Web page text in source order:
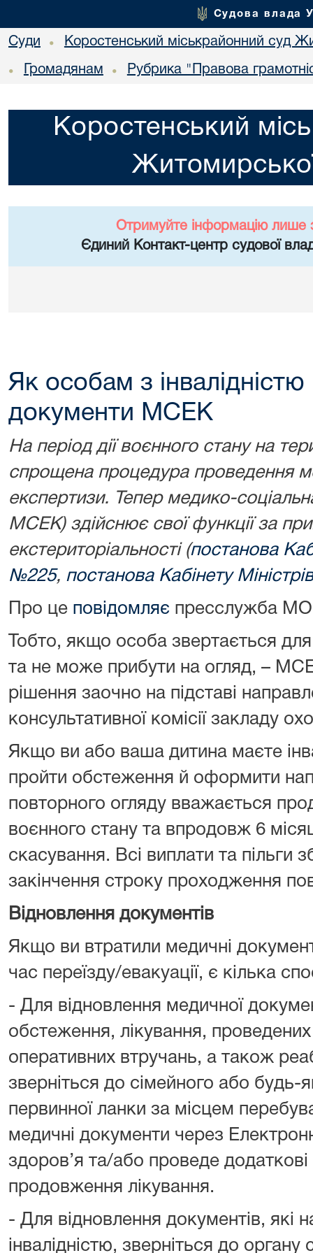
Судова влада
Суди • Коростенський міськрайонний суд
• Громадянам • Рубрика "Правова
Коростенський
Отримуйте інформацію лише
Єдиний Контакт-центр судової
Як особам з інвалідністю
документи МСЕК
На період дії воєнного стану на
спрощена процедура проведення
експертизи. Тепер медико-
МСЕК) здійснює свої функції за
екстериторіальності (постанова
№225, постанова Кабінету
Про це повідомляє пресслужба
Тобто, якщо особа звертається для
та не може прибути на огляд, –
рішення заочно на підставі
консультативної комісії закладу
Якщо ви або ваша дитина маєте
пройти обстеження й оформити
повторного огляду вважається
воєнного стану та впродовж 6
скасування. Всі виплати та пільги
закінчення строку проходження
Відновлення документів
Якщо ви втратили медичні
час переїзду/евакуації, є кілька
- Для відновлення медичної
обстеження, лікування,
оперативних втручань, а також
зверніться до сімейного або будь-
первинної ланки за місцем
медичні документи через
здоров’я та/або проведе
продовження лікування.
- Для відновлення документів, які
інвалідністю, зверніться до органу